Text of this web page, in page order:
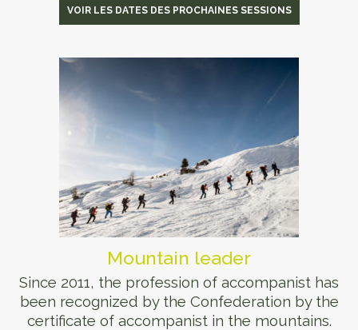
VOIR LES DATES DES PROCHAINES SESSIONS
Mountain leader
Since 2011, the profession of accompanist has
been recognized by the Confederation by the
certificate of accompanist in the mountains.